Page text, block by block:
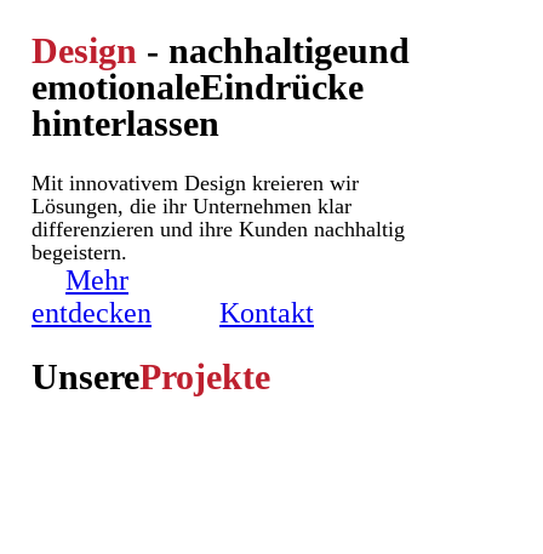
Design - nachhaltigeund
emotionaleEindrücke
hinterlassen
Mit innovativem Design kreieren wir
Lösungen, die ihr Unternehmen klar
differenzieren und ihre Kunden nachhaltig
begeistern.
Mehr
entdecken
Kontakt
UnsereProjekte